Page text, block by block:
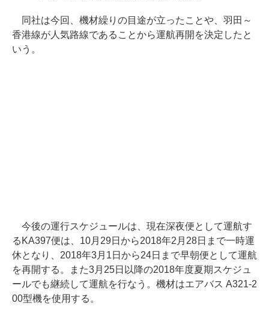
同社は今回、機材繰りの目途が立ったことや、羽田～
香港線が人気路線であることから運航再開を決定したと
いう。
今後の運行スケジュールは、現在深夜便として運航す
るKA397便は、10月29日から2018年2月28日まで一時運
休となり、2018年3月1日から24日まで早朝便として運航
を再開する。また3月25日以降の2018年度夏期スケジュ
ールでも継続して運航を行なう。機材はエアバス A321-2
00型機を使用する。